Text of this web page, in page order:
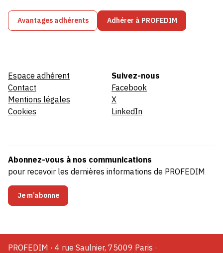
Avantages adhérents Adhérer à PROFEDIM
Espace adhérent
Contact
Mentions légales
Cookies
Suivez-nous
Facebook
X
LinkedIn
Abonnez-vous à nos communications
pour recevoir les dernières informations de PROFEDIM
Je m’abonne
PROFEDIM · 4 rue Saulnier, 75009 Paris ·